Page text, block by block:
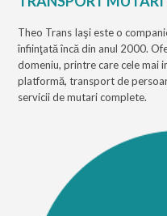
Theo Trans Iaşi este o
înfiinţată încă din anul 2000.
domeniu, printre care cele
platformă, transport de
servicii de mutari complete.